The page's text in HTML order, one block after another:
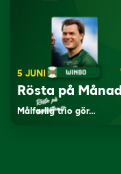
5 JUNI
Rösta på
Målfarlig trio gör…